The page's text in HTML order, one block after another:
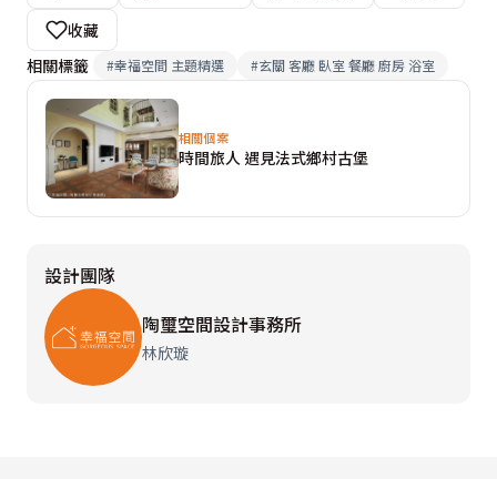
收藏
相關標籤
#幸福空間 主題精選 #玄關 客廳 臥室 餐廳 廚房 浴室
相關個案
時間旅人 遇見法式鄉村古堡
設計團隊
陶璽空間設計事務所
林欣璇